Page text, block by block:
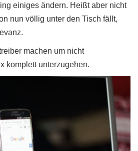
einiges ändern. Heißt aber nicht
nun völlig unter den Tisch fällt,
machen um nicht
komplett unterzugehen.